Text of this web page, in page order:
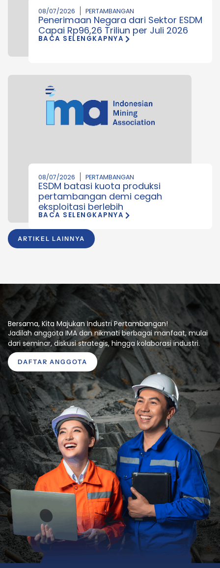
ARTIKEL LAINNYA
08/07/2026 PERTAMBANGAN
Penerimaan Negara dari Sektor ESDM
Capai Rp96,26 Triliun per Juli 2026
BACA SELENGKAPNYA
08/07/2026 PERTAMBANGAN
ESDM batasi kuota produksi
pertambangan demi cegah
eksploitasi berlebih
BACA SELENGKAPNYA
Bersama, Kita Majukan Industri Pertambangan!
Jadilah anggota IMA dan nikmati berbagai manfaat, mulai
dari seminar, diskusi strategis, hingga kolaborasi industri.
DAFTAR ANGGOTA